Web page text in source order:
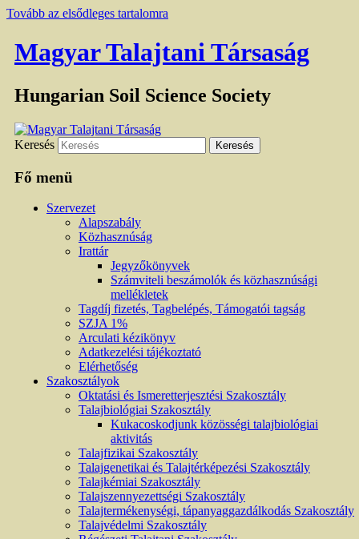
Tovább az elsődleges tartalomra
Magyar Talajtani Társaság
Hungarian Soil Science Society
Keresés
Fő menü
Szervezet
Alapszabály
Közhasznúság
Irattár
Jegyzőkönyvek
Számviteli beszámolók és közhasznúsági
mellékletek
Tagdíj fizetés, Tagbelépés, Támogatói tagság
SZJA 1%
Arculati kézikönyv
Adatkezelési tájékoztató
Elérhetőség
Szakosztályok
Oktatási és Ismeretterjesztési Szakosztály
Talajbiológiai Szakosztály
Kukacoskodjunk közösségi talajbiológiai
aktivitás
Talajfizikai Szakosztály
Talajgenetikai és Talajtérképezési Szakosztály
Talajkémiai Szakosztály
Talajszennyezettségi Szakosztály
Talajtermékenységi, tápanyaggazdálkodás Szakosztály
Talajvédelmi Szakosztály